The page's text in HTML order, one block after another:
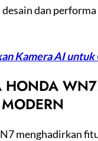
dan
Kamera AI untuk
HONDA
menghadirkan